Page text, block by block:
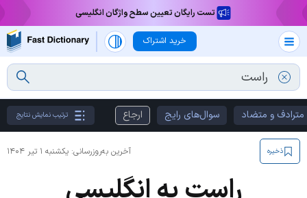
تست رایگان تعیین سطح واژگان انگلیسی
خرید اشتراک
مترادف و متضاد سوال‌های رایج ارجاع ترتیب نمایش نتایج
آخرین به‌روزرسانی: یکشنبه ۱ تیر ۱۴۰۴ ذخیره